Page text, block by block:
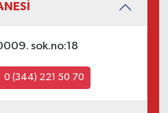
sok.no:18
0 (344) 221 50 70